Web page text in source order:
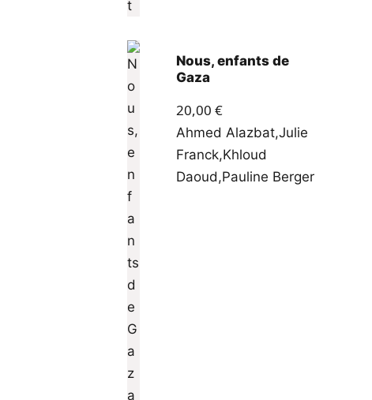
Nous, enfants de
Gaza
20,00 €
Ahmed Alazbat,Julie
Franck,Khloud
Daoud,Pauline Berger